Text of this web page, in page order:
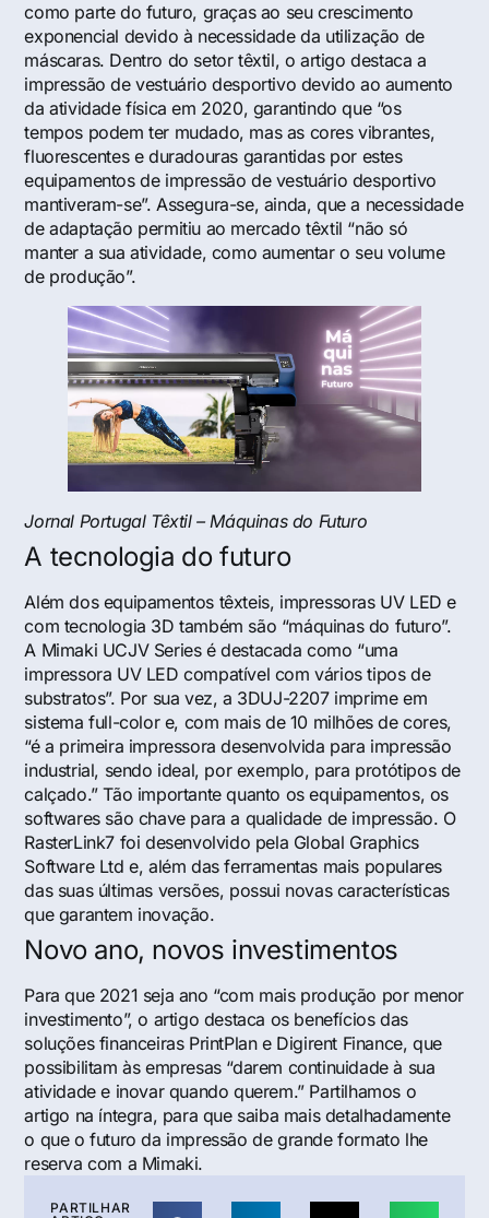
como parte do futuro, graças ao seu crescimento
exponencial devido à necessidade da utilização de
máscaras. Dentro do setor têxtil, o artigo destaca a
impressão de vestuário desportivo devido ao aumento
da atividade física em 2020, garantindo que “os
tempos podem ter mudado, mas as cores vibrantes,
fluorescentes e duradouras garantidas por estes
equipamentos de impressão de vestuário desportivo
mantiveram-se”. Assegura-se, ainda, que a necessidade
de adaptação permitiu ao mercado têxtil “não só
manter a sua atividade, como aumentar o seu volume
de produção”.
Jornal Portugal Têxtil – Máquinas do Futuro
A tecnologia do futuro
Além dos equipamentos têxteis, impressoras UV LED e
com tecnologia 3D também são “máquinas do futuro”.
A Mimaki UCJV Series é destacada como “uma
impressora UV LED compatível com vários tipos de
substratos”. Por sua vez, a 3DUJ-2207 imprime em
sistema full-color e, com mais de 10 milhões de cores,
“é a primeira impressora desenvolvida para impressão
industrial, sendo ideal, por exemplo, para protótipos de
calçado.” Tão importante quanto os equipamentos, os
softwares são chave para a qualidade de impressão. O
RasterLink7 foi desenvolvido pela Global Graphics
Software Ltd e, além das ferramentas mais populares
das suas últimas versões, possui novas características
que garantem inovação.
Novo ano, novos investimentos
Para que 2021 seja ano “com mais produção por menor
investimento”, o artigo destaca os benefícios das
soluções financeiras PrintPlan e Digirent Finance, que
possibilitam às empresas “darem continuidade à sua
atividade e inovar quando querem.” Partilhamos o
artigo na íntegra, para que saiba mais detalhadamente
o que o futuro da impressão de grande formato lhe
reserva com a Mimaki.
PARTILHAR